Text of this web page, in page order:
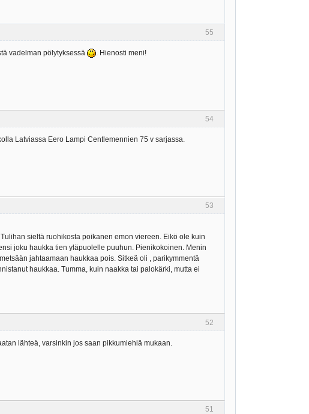
55
vadelman pölytyksessä . Hienosti meni!
54
Latviassa Eero Lampi Centlemennien 75 v sarjassa.
53
sieltä ruohikosta poikanen emon viereen. Eikö ole kuin
joku haukka tien yläpuolelle puuhun. Pienikokoinen. Menin
jahtaamaan haukkaa pois. Sitkeä oli , parikymmentä
haukkaa. Tumma, kuin naakka tai palokärki, mutta ei
52
lähteä, varsinkin jos saan pikkumiehiä mukaan.
51